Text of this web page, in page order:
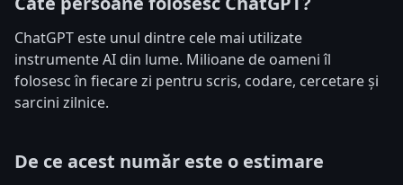
ChatGPT este unul dintre cele mai utilizate
instrumente AI din lume. Milioane de oameni îl
folosesc în fiecare zi pentru scris, codare, cercetare și
sarcini zilnice.
De ce acest număr este o estimare